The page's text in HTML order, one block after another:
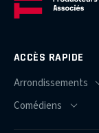
ACCÈS RAPIDE